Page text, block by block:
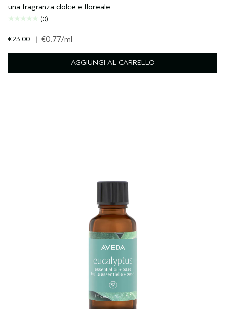
una fragranza dolce e floreale
(0)
€23.00 | €0.77/ml
AGGIUNGI AL CARRELLO